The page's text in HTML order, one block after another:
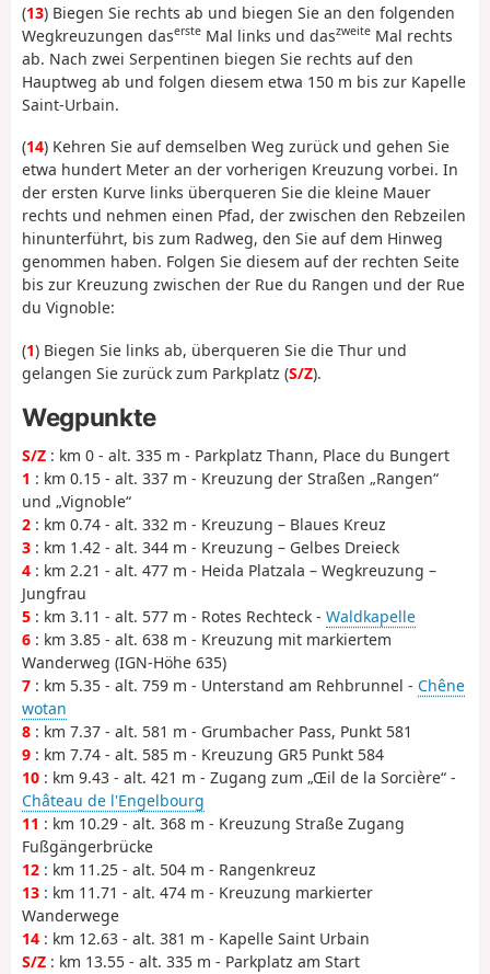
(13) Biegen Sie rechts ab und biegen Sie an den folgenden
Wegkreuzungen daserste Mal links und daszweite Mal rechts
ab. Nach zwei Serpentinen biegen Sie rechts auf den
Hauptweg ab und folgen diesem etwa 150 m bis zur Kapelle
Saint-Urbain.
(14) Kehren Sie auf demselben Weg zurück und gehen Sie
etwa hundert Meter an der vorherigen Kreuzung vorbei. In
der ersten Kurve links überqueren Sie die kleine Mauer
rechts und nehmen einen Pfad, der zwischen den Rebzeilen
hinunterführt, bis zum Radweg, den Sie auf dem Hinweg
genommen haben. Folgen Sie diesem auf der rechten Seite
bis zur Kreuzung zwischen der Rue du Rangen und der Rue
du Vignoble:
(1) Biegen Sie links ab, überqueren Sie die Thur und
gelangen Sie zurück zum Parkplatz (S/Z).
Wegpunkte
S/Z : km 0 - alt. 335 m - Parkplatz Thann, Place du Bungert
1 : km 0.15 - alt. 337 m - Kreuzung der Straßen „Rangen“
und „Vignoble“
2 : km 0.74 - alt. 332 m - Kreuzung – Blaues Kreuz
3 : km 1.42 - alt. 344 m - Kreuzung – Gelbes Dreieck
4 : km 2.21 - alt. 477 m - Heida Platzala – Wegkreuzung –
Jungfrau
5 : km 3.11 - alt. 577 m - Rotes Rechteck - Waldkapelle
6 : km 3.85 - alt. 638 m - Kreuzung mit markiertem
Wanderweg (IGN-Höhe 635)
7 : km 5.35 - alt. 759 m - Unterstand am Rehbrunnel - Chêne
wotan
8 : km 7.37 - alt. 581 m - Grumbacher Pass, Punkt 581
9 : km 7.74 - alt. 585 m - Kreuzung GR5 Punkt 584
10 : km 9.43 - alt. 421 m - Zugang zum „Œil de la Sorcière“ -
Château de l'Engelbourg
11 : km 10.29 - alt. 368 m - Kreuzung Straße Zugang
Fußgängerbrücke
12 : km 11.25 - alt. 504 m - Rangenkreuz
13 : km 11.71 - alt. 474 m - Kreuzung markierter
Wanderwege
14 : km 12.63 - alt. 381 m - Kapelle Saint Urbain
S/Z : km 13.55 - alt. 335 m - Parkplatz am Start